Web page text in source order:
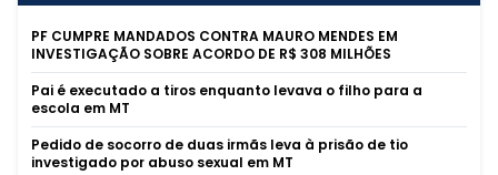
PF CUMPRE MANDADOS CONTRA MAURO MENDES EM
INVESTIGAÇÃO SOBRE ACORDO DE R$ 308 MILHÕES
Pai é executado a tiros enquanto levava o filho para a
escola em MT
Pedido de socorro de duas irmãs leva à prisão de tio
investigado por abuso sexual em MT